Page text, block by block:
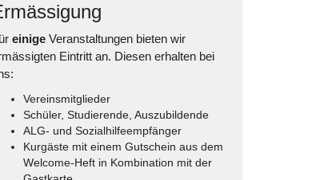
einigeVeranstaltungen bieten wir
Eintritt an. Diesen erhalten bei
Vereinsmitglieder
Schüler, Studierende, Auszubildende
ALG- und Sozialhilfeempfänger
Kurgäste mit einem Gutschein aus dem
Welcome-Heft in Kombination mit der